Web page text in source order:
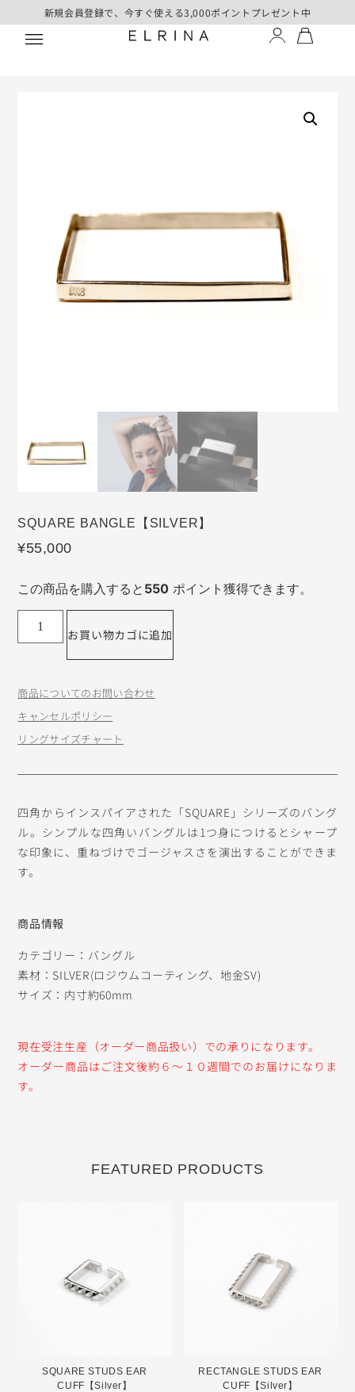
新規会員登録で、今すぐ使える3,000ポイントプレゼント中
SQUARE BANGLE【SILVER】
¥55,000
この商品を購入すると 550 ポイント獲得できます。
お買い物カゴに追加
商品についてのお問い合わせ
キャンセルポリシー
リングサイズチャート
四角からインスパイアされた「SQUARE」シリーズのバング
ル。シンプルな四角いバングルは1つ身につけるとシャープ
な印象に、重ねづけでゴージャスさを演出することができま
す。
商品情報
カテゴリー：バングル
素材：SILVER(ロジウムコーティング、地金SV)
サイズ：内寸約60mm
現在受注生産（オーダー商品扱い）での承りになります。
オーダー商品はご注文後約６〜１０週間でのお届けになりま
す。
FEATURED PRODUCTS
SQUARE STUDS EAR
CUFF【Silver】
RECTANGLE STUDS EAR
CUFF【Silver】